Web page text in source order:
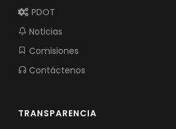
PDOT
Noticias
Comisiones
Contáctenos
TRANSPARENCIA